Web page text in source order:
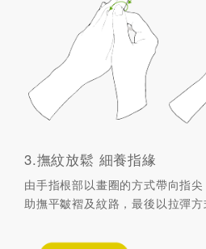
3.撫紋放鬆 細養指緣
由手指根部以畫圈的方式帶向指
助撫平皺褶及紋路，最後以拉彈方